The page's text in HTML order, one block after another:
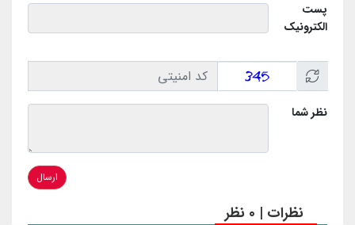
پست
الکترونیک
نظر شما
ارسال
نظرات | 0 نظر